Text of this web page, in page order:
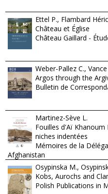
Ettel P., Flambard
Château et Église
Château Gaillard -
Weber-Pallez C., Vance
Argos through the
Bulletin de
Martinez-Sève L.
Fouilles d'Aï
niches indentées
Mémoires de la
Afghanistan
Osypinska M.,
Kobs, Aurochs and
Polish Publications in